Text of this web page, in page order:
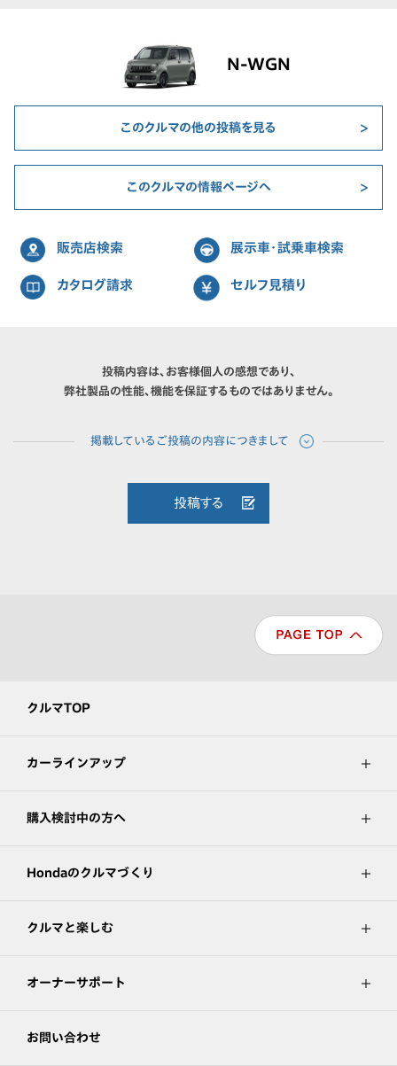
N-WGN
このクルマの他の投稿を見る
このクルマの情報ページへ
販売店検索 展示車・試乗車検索
カタログ請求 セルフ見積り
投稿内容は、お客様個人の感想であり、
弊社製品の性能、機能を保証するものではありません。
投稿する
クルマTOP
カーラインアップ
購入検討中の方へ
Hondaのクルマづくり
クルマと楽しむ
オーナーサポート
お問い合わせ